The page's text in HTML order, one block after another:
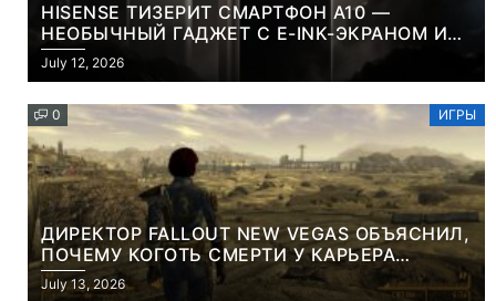
HISENSE ТИЗЕРИТ СМАРТФОН A10 —
НЕОБЫЧНЫЙ ГАДЖЕТ С E-INK-ЭКРАНОМ И
СЪЕМНОЙ LCD-ПАНЕЛЬЮ ДЛЯ ЦВЕТНОГО
КОНТЕНТА И СОЦСЕТЕЙ
July 12, 2026
0 ИГРЫ
ДИРЕКТОР FALLOUT NEW VEGAS ОБЪЯСНИЛ,
ПОЧЕМУ КОГОТЬ СМЕРТИ У КАРЬЕРА
НАМЕРЕННО СНОСИТ ВАМ ГОЛОВУ
July 13, 2026